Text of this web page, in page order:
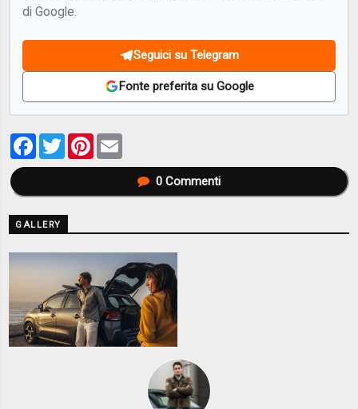
di Google.
Seguici su Telegram
Fonte preferita su Google
Facebook
TwitterPinterest
0Commenti
GALLERY